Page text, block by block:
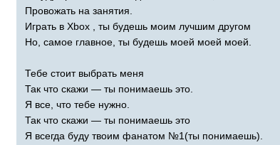
Провожать на занятия.
Играть в Xbox , ты будешь моим лучшим другом
Но, самое главное, ты будешь моей моей моей.
Тебе стоит выбрать меня
Так что скажи — ты понимаешь это.
Я все, что тебе нужно.
Так что скажи — ты понимаешь это
Я всегда буду твоим фанатом №1(ты понимаешь).